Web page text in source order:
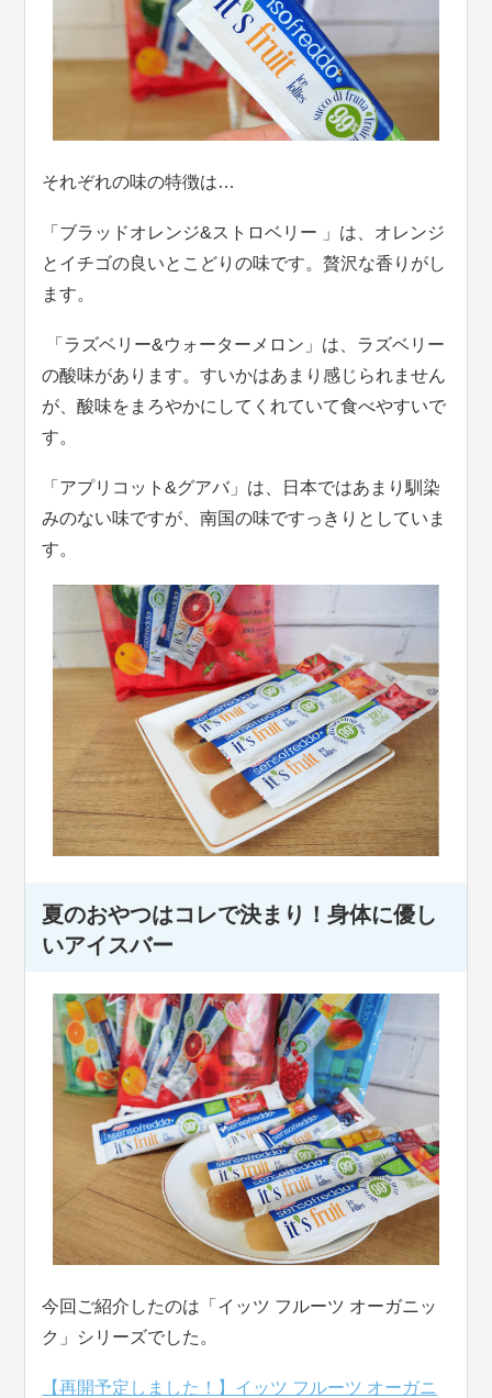
それぞれの味の特徴は…
「ブラッドオレンジ&ストロベリー 」は、オレンジ
とイチゴの良いとこどりの味です。贅沢な香りがし
ます。
「ラズベリー&ウォーターメロン」は、ラズベリー
の酸味があります。すいかはあまり感じられません
が、酸味をまろやかにしてくれていて食べやすいで
す。
「アプリコット&グアバ」は、日本ではあまり馴染
みのない味ですが、南国の味ですっきりとしていま
す。
夏のおやつはコレで決まり！身体に優し
いアイスバー
今回ご紹介したのは「イッツ フルーツ オーガニッ
ク」シリーズでした。
【再開予定しました！】イッツ フルーツ オーガニ